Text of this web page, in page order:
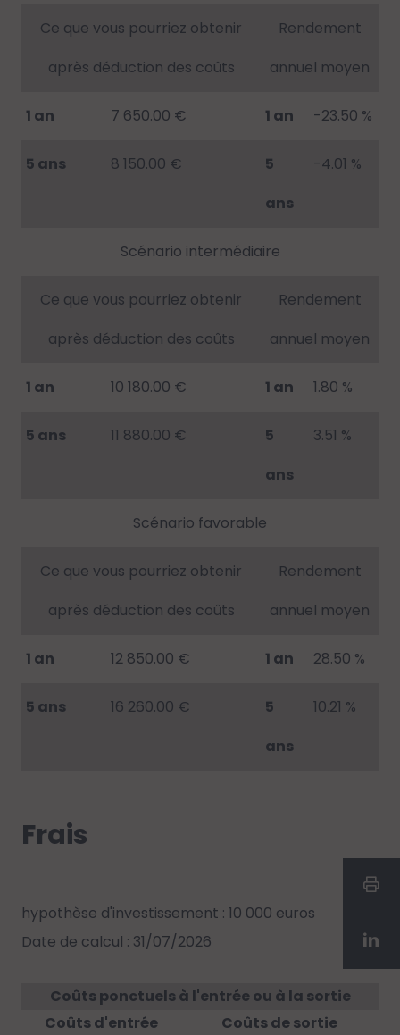
Ce que vous pourriez obtenir
après déduction des coûts
Rendement
annuel moyen
1 an 7 650.00 € 1 an -23.50 %
5 ans 8 150.00 €
5
ans
-4.01 %
Scénario intermédiaire
Ce que vous pourriez obtenir
après déduction des coûts
Rendement
annuel moyen
1 an 10 180.00 € 1 an 1.80 %
5 ans 11 880.00 €
5
ans
3.51 %
Scénario favorable
Ce que vous pourriez obtenir
après déduction des coûts
Rendement
annuel moyen
1 an 12 850.00 € 1 an 28.50 %
5 ans 16 260.00 €
5
ans
10.21 %
Frais
hypothèse d'investissement : 10 000 euros
Date de calcul : 31/07/2026
Coûts ponctuels à l'entrée ou à la sortie
Coûts d'entrée
Coûts de sortie